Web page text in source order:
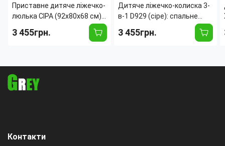
Приставне дитяче ліжечко-
люлька СІРА (92х80х68 см) з
сповивальним столиком і
3 455грн.
Дитяче ліжечко-колиска 3-
в-1 D929 (сіре): спальне
столиком, москітною
3 455грн.
Контакти